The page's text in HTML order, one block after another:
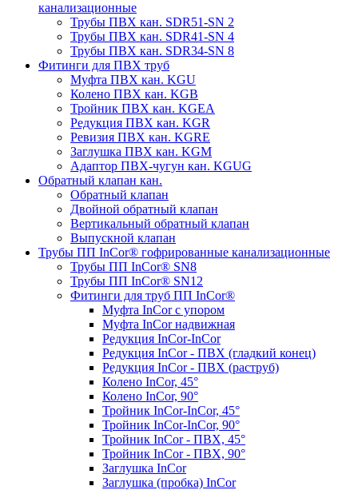
канализационные
Трубы ПВХ кан. SDR51-SN 2
Трубы ПВХ кан. SDR41-SN 4
Трубы ПВХ кан. SDR34-SN 8
Фитинги для ПВХ труб
Муфта ПВХ кан. KGU
Колено ПВХ кан. KGB
Тройник ПВХ кан. KGEA
Редукция ПВХ кан. KGR
Ревизия ПВХ кан. KGRE
Заглушка ПВХ кан. KGM
Адаптор ПВХ-чугун кан. KGUG
Обратный клапан кан.
Обратный клапан
Двойной обратный клапан
Вертикальный обратный клапан
Выпускной клапан
Трубы ПП InCor® гофри­рованные канализационные
Трубы ПП InCor® SN8
Трубы ПП InCor® SN12
Фитинги для труб ПП InCor®
Муфта InCor с упором
Муфта InCor надвижная
Редукция InCor-InCor
Редукция InCor - ПВХ (гладкий конец)
Редукция InCor - ПВХ (раструб)
Колено InCor, 45°
Колено InCor, 90°
Тройник InCor-InCor, 45°
Тройник InCor-InCor, 90°
Тройник InCor - ПВХ, 45°
Тройник InCor - ПВХ, 90°
Заглушка InCor
Заглушка (пробка) InCor